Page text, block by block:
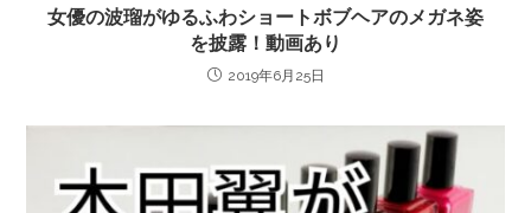
女優の波瑠がゆるふわショートボブヘアのメガネ姿
を披露！動画あり
2019年6月25日